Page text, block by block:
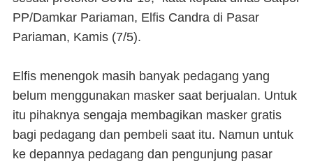
PP/Damkar Pariaman, Elfis Candra di Pasar
Pariaman, Kamis (7/5).
Elfis menengok masih banyak pedagang yang
belum menggunakan masker saat berjualan. Untuk
itu pihaknya sengaja membagikan masker gratis
bagi pedagang dan pembeli saat itu. Namun untuk
ke depannya pedagang dan pengunjung pasar